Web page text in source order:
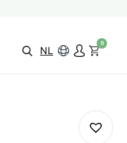
& locatie NL
0